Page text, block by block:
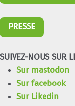
PRESSE
SUIVEZ-NOUS SUR
Sur mastodon
Sur facebook
Sur Likedin